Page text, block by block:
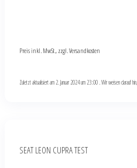
Preis inkl. MwSt., zzgl. Versandkosten
Zuletzt aktualisiert am 2. Januar 2024 um 23:00 . Wir weisen darauf
SEAT LEON CUPRA TEST